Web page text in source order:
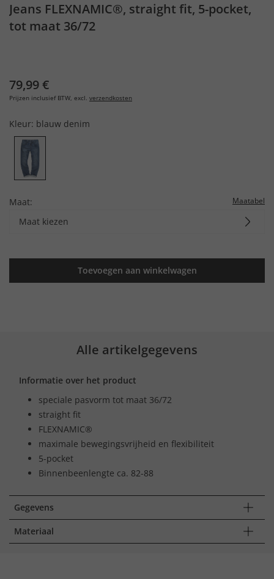
Jeans FLEXNAMIC®, straight fit, 5-pocket,
tot maat 36/72
79,99 €
Prijzen inclusief BTW, excl. verzendkosten
Kleur: blauw denim
Maat: Maatabel
Maat kiezen
Toevoegen aan winkelwagen
Alle artikelgegevens
Informatie over het product
speciale pasvorm tot maat 36/72
straight fit
FLEXNAMIC®
maximale bewegingsvrijheid en flexibiliteit
5-pocket
Binnenbeenlengte ca. 82-88
Gegevens
Materiaal